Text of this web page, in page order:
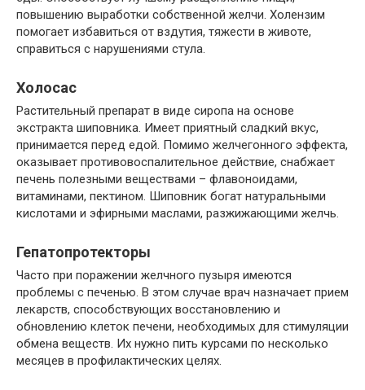
повышению выработки собственной желчи. Холензим
помогает избавиться от вздутия, тяжести в животе,
справиться с нарушениями стула.
Холосас
Растительный препарат в виде сиропа на основе
экстракта шиповника. Имеет приятный сладкий вкус,
принимается перед едой. Помимо желчегонного эффекта,
оказывает противовоспалительное действие, снабжает
печень полезными веществами – флавоноидами,
витаминами, пектином. Шиповник богат натуральными
кислотами и эфирными маслами, разжижающими желчь.
Гепатопротекторы
Часто при поражении желчного пузыря имеются
проблемы с печенью. В этом случае врач назначает прием
лекарств, способствующих восстановлению и
обновлению клеток печени, необходимых для стимуляции
обмена веществ. Их нужно пить курсами по несколько
месяцев в профилактических целях.